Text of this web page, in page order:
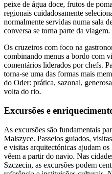
peixe de água doce, frutos de
regionais cuidadosamente
normalmente servidas numa sala
conversa se torna parte da viagem.
Os cruzeiros com foco na
combinando menus a bordo com
comentários liderados por chefs.
torna-se uma das formas mais
do Oder: prática, sazonal,
volta do rio.
Excursões e
As excursões são fundamentais
Malszyce. Passeios guiados,
e visitas arquitectónicas ajudam
vêem a partir do navio. Nas
Szczecin, as excursões podem